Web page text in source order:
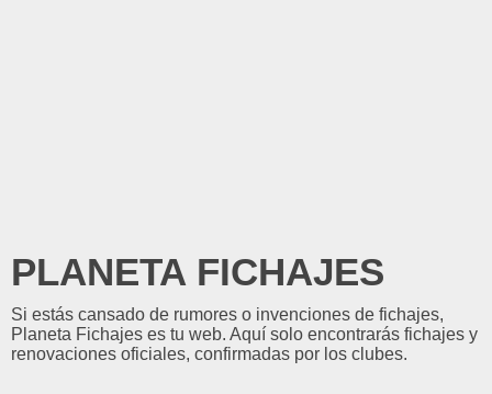
PLANETA FICHAJES
Si estás cansado de rumores o invenciones de fichajes,
Planeta Fichajes es tu web. Aquí solo encontrarás fichajes y
renovaciones oficiales, confirmadas por los clubes.